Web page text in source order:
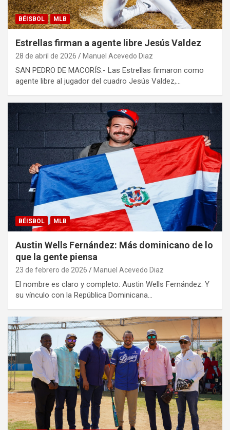
BÉISBOL MLB
Estrellas firman a agente libre Jesús Valdez
28 de abril de 2026 Manuel Acevedo Diaz
SAN PEDRO DE MACORÍS.- Las Estrellas firmaron como
agente libre al jugador del cuadro Jesús Valdez,…
BÉISBOL MLB
Austin Wells Fernández: Más dominicano de lo
que la gente piensa
23 de febrero de 2026 Manuel Acevedo Diaz
El nombre es claro y completo: Austin Wells Fernández. Y
su vínculo con la República Dominicana…